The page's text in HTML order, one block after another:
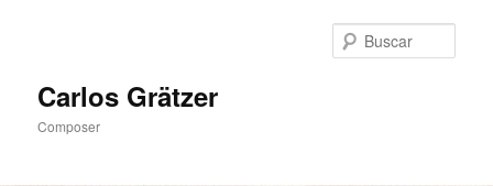
Carlos Grätzer
Composer